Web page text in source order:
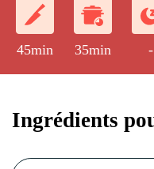
d’Espelette.
45min 35min -
Ingrédients